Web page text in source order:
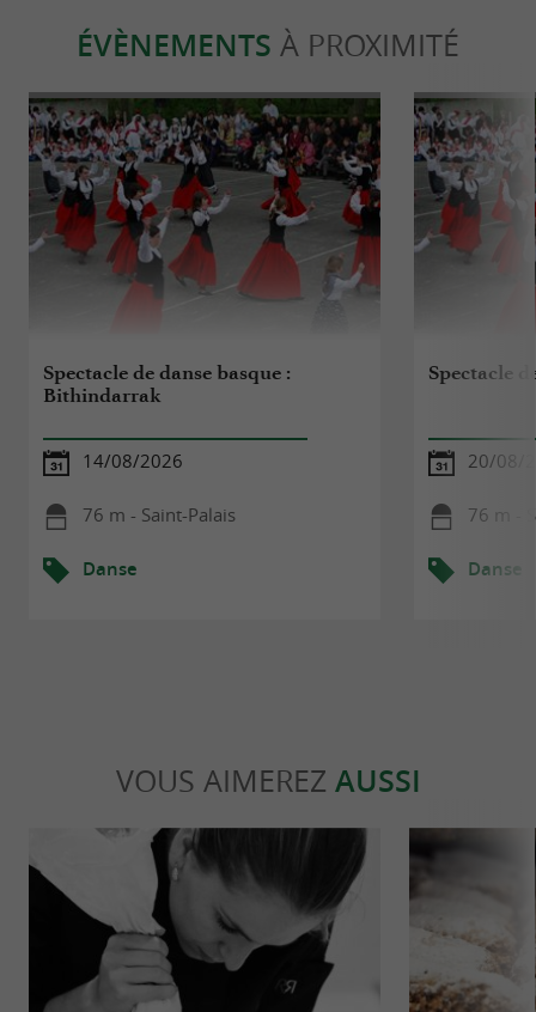
ÉVÈNEMENTS À PROXIMITÉ
Spectacle de danse basque :
Bithindarrak
14/08/2026
76 m - Saint-Palais
Danse
Spectacle
20/08/
76 m -
Danse
VOUS AIMEREZ AUSSI